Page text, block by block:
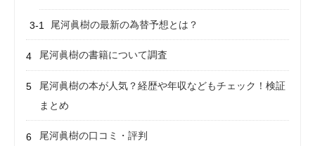
尾河眞樹の最新の為替予想とは？
尾河眞樹の書籍について調査
尾河眞樹の本が人気？経歴や年収などもチェック！検証
まとめ
尾河眞樹の口コミ・評判